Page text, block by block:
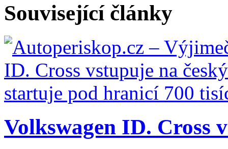
Související články
Volkswagen ID. Cross